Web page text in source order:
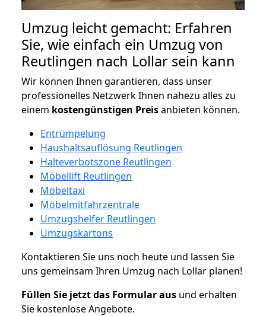
Umzug leicht gemacht: Erfahren
Sie, wie einfach ein Umzug von
Reutlingen nach Lollar sein kann
Wir können Ihnen garantieren, dass unser
professionelles Netzwerk Ihnen nahezu alles zu
einem kostengünstigen Preisanbieten können.
Entrümpelung
Haushaltsauflösung Reutlingen
Halteverbotszone Reutlingen
Möbellift Reutlingen
Möbeltaxi
Möbelmitfahrzentrale
Umzugshelfer Reutlingen
Umzugskartons
Kontaktieren Sie uns noch heute und lassen Sie
uns gemeinsam Ihren Umzug nach Lollar planen!
Füllen Sie jetzt das Formular aus und erhalten
Sie kostenlose Angebote.